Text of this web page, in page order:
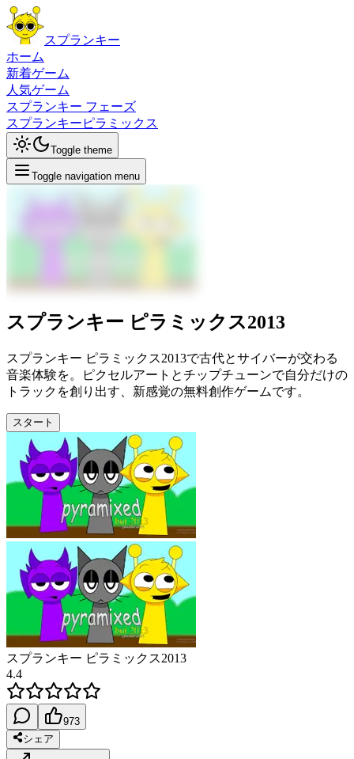
スプランキー
ホーム
新着ゲーム
人気ゲーム
スプランキー フェーズ
スプランキーピラミックス
Toggle theme
Toggle navigation menu
スプランキー ピラミックス2013
スプランキー ピラミックス2013で古代とサイバーが交わる
音楽体験を。ピクセルアートとチップチューンで自分だけの
トラックを創り出す、新感覚の無料創作ゲームです。
スタート
スプランキー ピラミックス2013
4.4
973
シェア